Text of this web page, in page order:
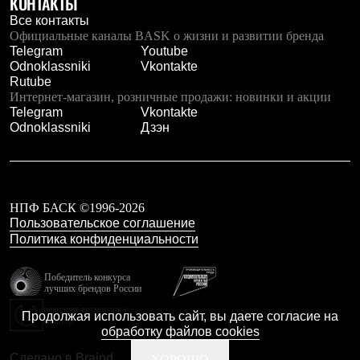
Брюки
Софтшелл одежда
Куртки
Флисовая одежда
Куртки
Брюки
Жилеты
Комбинезоны
Термобелье
Тенты
Аксессуары для палаток
Рюкзаки
Экспедиционные
Альпинистские
Городские
Аксессуары для рюкзаков
Спальные мешки
Комбинированные
Все контакты
Официальные каналы BASK о жизни и развитии бренда
Telegram
Youtube
Odnoklassniki
Vkontakte
Rutube
Интернет-магазин, розничные продажи: новинки и акции
Telegram
Vkontakte
Odnoklassniki
Дзэн
НПФ БАСК ©1996-2026
Пользовательское соглашение
Политика конфиденциальности
Победитель конкурса
лучших брендов России
Калибр
Продолжая использовать сайт, вы даете согласие на
обработку файлов cookies